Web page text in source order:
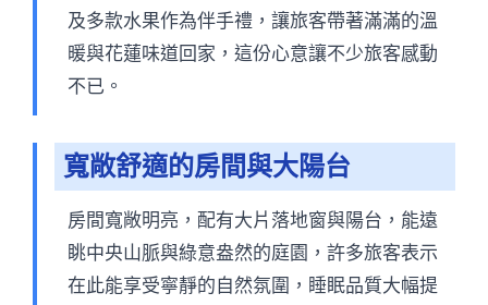
及多款水果作為伴手禮，讓旅客帶著滿滿的溫
暖與花蓮味道回家，這份心意讓不少旅客感動
不已。
寬敞舒適的房間與大陽台
房間寬敞明亮，配有大片落地窗與陽台，能遠
眺中央山脈與綠意盎然的庭園，許多旅客表示
在此能享受寧靜的自然氛圍，睡眠品質大幅提